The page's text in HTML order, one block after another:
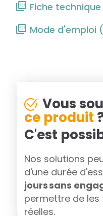
Fiche technique
Mode d'emploi
Vous
ce produit
C'est
Nos solutions
d'une durée
jours sans
permettre de
réelles.